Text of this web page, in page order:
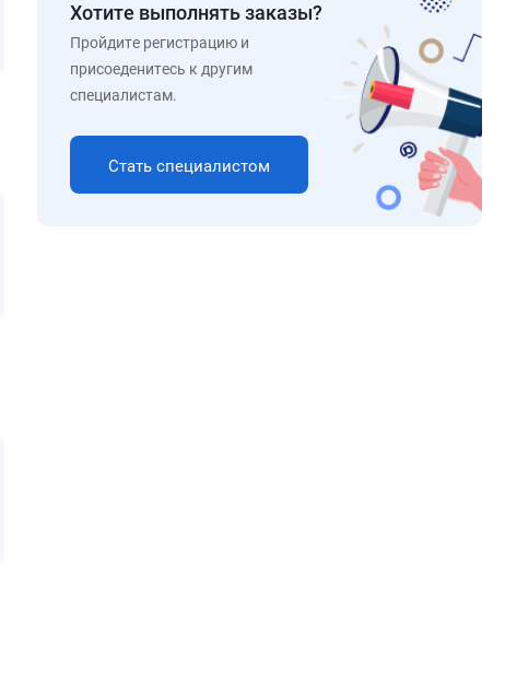
Хотите выполнять заказы?
Пройдите регистрацию и
присоеденитесь к другим
специалистам.
Стать специалистом